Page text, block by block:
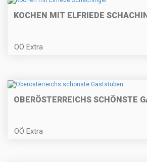
KOCHEN MIT ELFRIEDE
OÖ Extra
OBERÖSTERREICHS SCHÖNSTE
OÖ Extra